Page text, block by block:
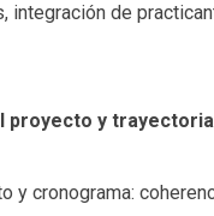
integración de
proyecto y
y cronograma: